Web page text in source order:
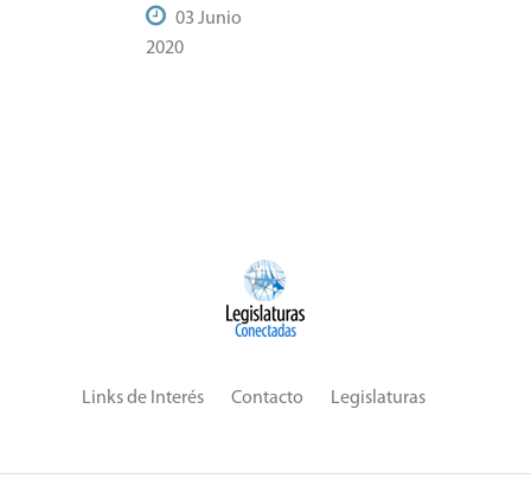
03 Junio
2020
Links de Interés Contacto Legislaturas